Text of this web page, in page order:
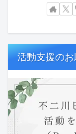
活動支援の